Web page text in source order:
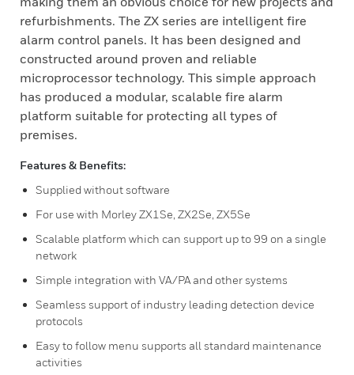
refurbishments. The ZX series are intelligent fire
alarm control panels. It has been designed and
constructed around proven and reliable
microprocessor technology. This simple approach
has produced a modular, scalable fire alarm
platform suitable for protecting all types of
premises.
Features & Benefits:
Supplied without software
For use with Morley ZX1Se, ZX2Se, ZX5Se
Scalable platform which can support up to 99 on a single
network
Simple integration with VA/PA and other systems
Seamless support of industry leading detection device
protocols
Easy to follow menu supports all standard maintenance
activities